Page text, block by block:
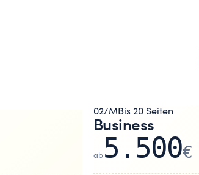
02/M Bis 20 Seiten
Business
ab5.500€